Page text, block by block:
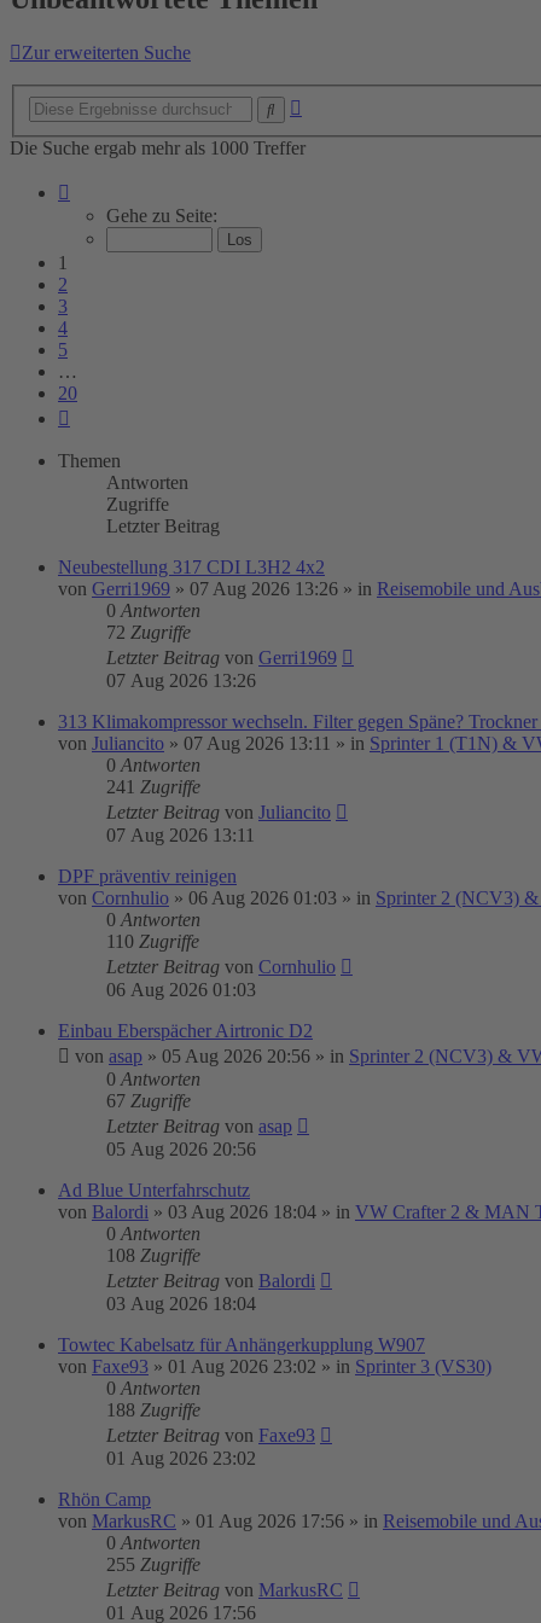
Zur erweiterten Suche
Die Suche ergab mehr als 1000 Treffer
von
Gehe zu Seite:
1
2
3
4
5
…
20
Themen
Antworten
Zugriffe
Letzter Beitrag
Neubestellung 317 CDI L3H2 4x2
von Gerri1969 » 07 Aug 2026 13:26 » in Reisemobile und
0 Antworten
72 Zugriffe
Letzter Beitrag von Gerri1969
07 Aug 2026 13:26
313 Klimakompressor wechseln. Filter gegen Späne?
von Juliancito » 07 Aug 2026 13:11 » in Sprinter 1 (T1N) &
0 Antworten
241 Zugriffe
Letzter Beitrag von Juliancito
07 Aug 2026 13:11
DPF präventiv reinigen
von Cornhulio » 06 Aug 2026 01:03 » in Sprinter 2 (NCV3)
0 Antworten
110 Zugriffe
Letzter Beitrag von Cornhulio
06 Aug 2026 01:03
Einbau Eberspächer Airtronic D2
von asap » 05 Aug 2026 20:56 » in Sprinter 2 (NCV3) &
0 Antworten
67 Zugriffe
Letzter Beitrag von asap
05 Aug 2026 20:56
Ad Blue Unterfahrschutz
von Balordi » 03 Aug 2026 18:04 » in VW Crafter 2 & MAN
0 Antworten
108 Zugriffe
Letzter Beitrag von Balordi
03 Aug 2026 18:04
Towtec Kabelsatz für Anhängerkupplung W907
von Faxe93 » 01 Aug 2026 23:02 » in Sprinter 3 (VS30)
0 Antworten
188 Zugriffe
Letzter Beitrag von Faxe93
01 Aug 2026 23:02
Rhön Camp
von MarkusRC » 01 Aug 2026 17:56 » in Reisemobile und
0 Antworten
255 Zugriffe
Letzter Beitrag von MarkusRC
01 Aug 2026 17:56